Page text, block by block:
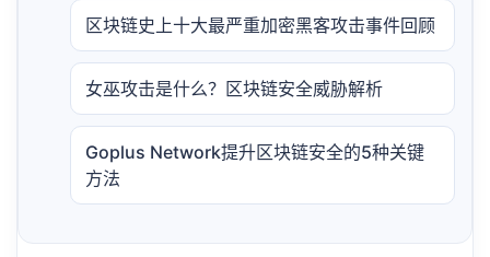
区块链史上十大最严重加密黑客攻击事件回顾
女巫攻击是什么？区块链安全威胁解析
Goplus Network提升区块链安全的5种关键
方法